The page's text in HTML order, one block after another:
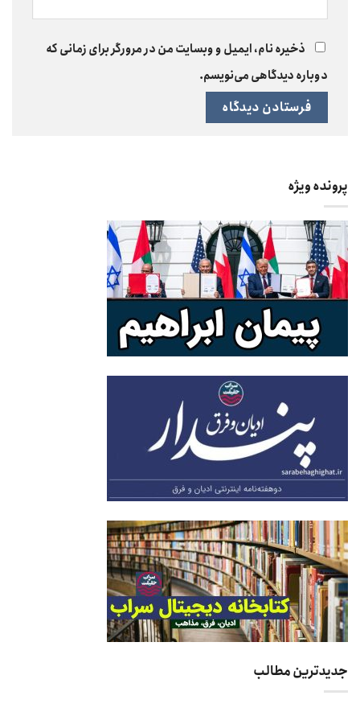
ذخیره نام، ایمیل و وبسایت من در مرورگر برای زمانی که
دوباره دیدگاهی می‌نویسم.
پرونده ویژه
جدیدترین مطالب